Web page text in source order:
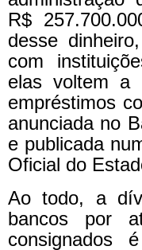
R$
desse
com
elas voltem a
empréstimos
anunciada no
e publicada
Oficial do
Ao todo, a
bancos por
consignados